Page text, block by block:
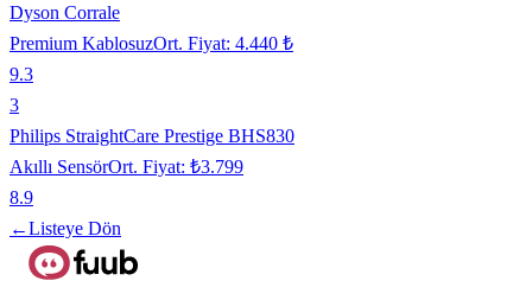
Dyson Corrale
Premium KablosuzOrt. Fiyat: 4.440 ₺
9.3
3
Philips StraightCare Prestige BHS830
Akıllı SensörOrt. Fiyat: ₺3.799
8.9
←Listeye Dön